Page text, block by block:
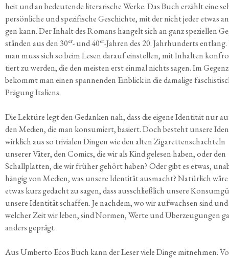
heit und an bedeu­ten­de lite­ra­ri­sche Wer­ke. Das Buch erzählt eine
per­sön­li­che und spe­zi­fi­sche Geschich­te, mit der nicht jeder etwas
gen kann. Der Inhalt des Romans han­gelt sich an ganz spe­zi­el­len
stän­den aus den 30er- und 40er-Jah­ren des 20. Jahr­hun­derts
man muss sich so beim Lesen dar­auf ein­stel­len, mit Inhal­ten
tiert zu wer­den, die den meis­ten erst ein­mal nichts sagen. Im
bekommt man einen span­nen­den Ein­blick in die dama­li­ge
Prä­gung Italiens.
Die Lek­tü­re legt den Gedan­ken nah, dass die eige­ne Iden­ti­tät nur
den Medi­en, die man kon­su­miert, basiert. Doch besteht unse­re
wirk­lich aus so tri­via­len Din­gen wie den alten Ziga­ret­ten­schach­teln
unse­rer Väter, den Comics, die wir als Kind gele­sen haben, oder den
Schall­plat­ten, die wir frü­her gehört haben? Oder gibt es etwas,
hän­gig von Medi­en, was unse­re Iden­ti­tät aus­macht? Natür­lich wäre
etwas kurz gedacht zu sagen, dass aus­schließ­lich unse­re
unse­re Iden­ti­tät schaf­fen. Je nach­dem, wo wir auf­wach­sen sind
wel­cher Zeit wir leben, sind Nor­men, Wer­te und Über­zeu­gun­gen
anders geprägt.
Aus Umber­to Ecos Buch kann der Leser vie­le Din­ge mit­neh­men.